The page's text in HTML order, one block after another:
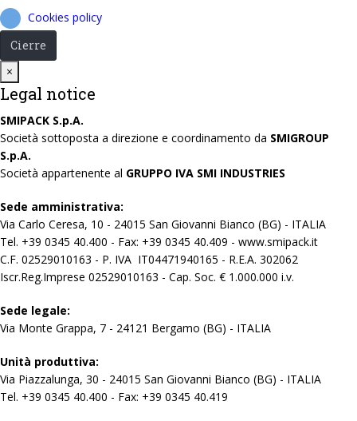
Cookies policy
Cierre
×
Legal notice
SMIPACK S.p.A.
Società sottoposta a direzione e coordinamento da SMIGROUP
S.p.A.
Società appartenente al GRUPPO IVA SMI INDUSTRIES
Sede amministrativa:
Via Carlo Ceresa, 10 - 24015 San Giovanni Bianco (BG) - ITALIA
Tel. +39 0345 40.400 - Fax: +39 0345 40.409 - www.smipack.it
C.F. 02529010163 - P. IVA IT04471940165 - R.E.A. 302062
Iscr.Reg.Imprese 02529010163 - Cap. Soc. € 1.000.000 i.v.
Sede legale:
Via Monte Grappa, 7 - 24121 Bergamo (BG) - ITALIA
Unità produttiva:
Via Piazzalunga, 30 - 24015 San Giovanni Bianco (BG) - ITALIA
Tel. +39 0345 40.400 - Fax: +39 0345 40.419